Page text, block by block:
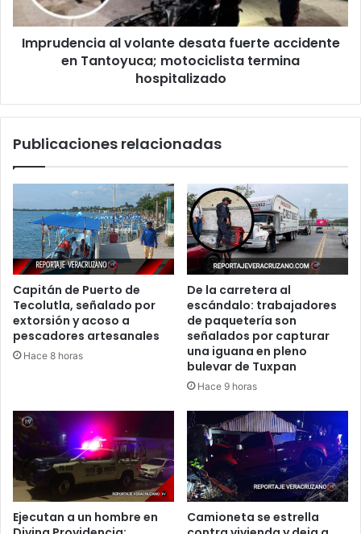
Tantoyuca;
motociclista
termina
hospitalizado
Imprudencia al volante desata fuerte accidente
en Tantoyuca; motociclista termina
hospitalizado
Publicaciones relacionadas
Capitán de Puerto de
Tecolutla, señalado por
extorsión y acoso a
pescadores artesanales
Hace 8 horas
De la carretera al
escándalo: trabajadores
de paquetería son
señalados por capturar
una iguana en pleno
bulevar de Tuxpan
Hace 9 horas
Ejecutan a un hombre en
Camioneta se estrella